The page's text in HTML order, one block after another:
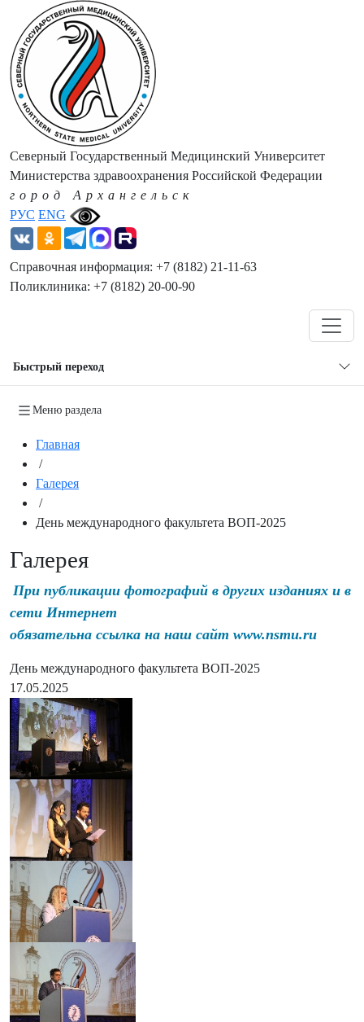
РУС ENG
Северный Государственный Медицинский Университет
Министерства здравоохранения Российской Федерации
город Архангельск
Справочная информация: +7 (8182) 21-11-63
Поликлиника: +7 (8182) 20-00-90
Быстрый переход
Меню раздела
Главная
/
Галерея
/
День международного факультета ВОП-2025
Галерея
При публикации фотографий в других изданиях и в
сети Интернет
обязательна ссылка на наш сайт www.nsmu.ru
День международного факультета ВОП-2025
17.05.2025